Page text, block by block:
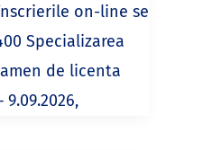
on-line se
Specializarea
de licenta